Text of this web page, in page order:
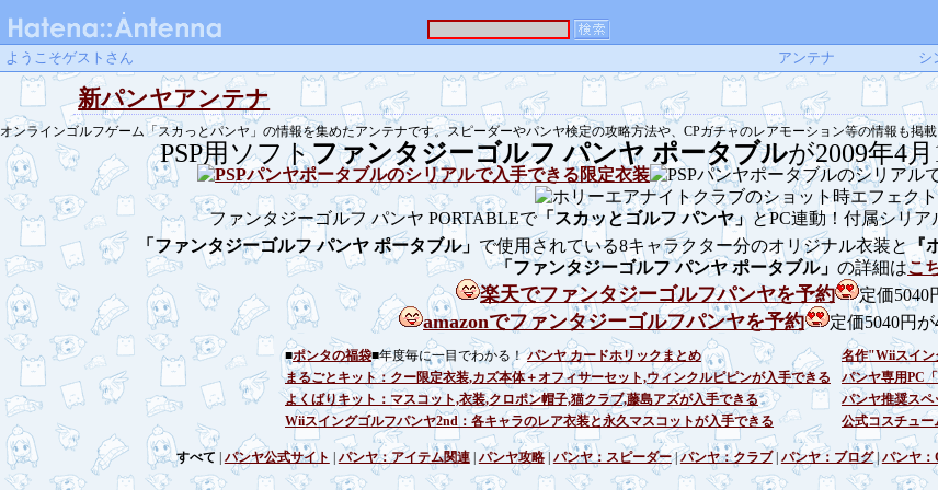
ようこそゲストさん アンテナ シ
新パンヤアンテナ
オンラインゴルフゲーム「スカっとパンヤ」の情報を集めたアンテナです。スピーダーやパンヤ検定の攻略方法や、CPガチャのレアモーション等の情報も掲載
PSP用ソフトファンタジーゴルフ パンヤ ポータブルが2009年4
ファンタジーゴルフ パンヤ PORTABLEで「スカッとゴルフ パンヤ」 とPC連動！付属シリ
「ファンタジーゴルフ パンヤ ポータブル」 で使用されている8キャラクター分のオリジナル衣装と『
「ファンタジーゴルフ パンヤ ポータブル」 の詳細はこ
楽天でファンタジーゴルフパンヤを予約 定価5040
amazonでファンタジーゴルフパンヤを予約 定価5040円が
■ポンタの福袋■年度毎に一目でわかる！パンヤ カードホリックまとめ
まるごとキット：クー限定衣装,カズ本体＋オフィサーセット,ウィンクルピピンが入手できる
よくばりキット：マスコット,衣装,クロポン帽子,猫クラブ,藤島アズが入手できる
Wiiスイングゴルフパンヤ2nd：各キャラのレア衣装と永久マスコットが入手できる
名作"Wiiスイン
パンヤ専用PC
パンヤ推奨スペ
公式コスチュー
すべて パンヤ公式サイト パンヤ：アイテム関連| パンヤ攻略| パンヤ：スピーダー|パンヤ：クラブ| パンヤ：ブログ|パンヤ：